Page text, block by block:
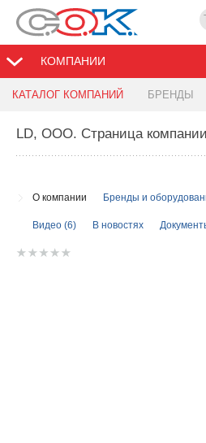
КОМПАНИИ
КАТАЛОГ КОМПАНИЙ БРЕНДЫ
LD, ООО. Страница компании
О компании Бренды и
Видео (6) В новостях